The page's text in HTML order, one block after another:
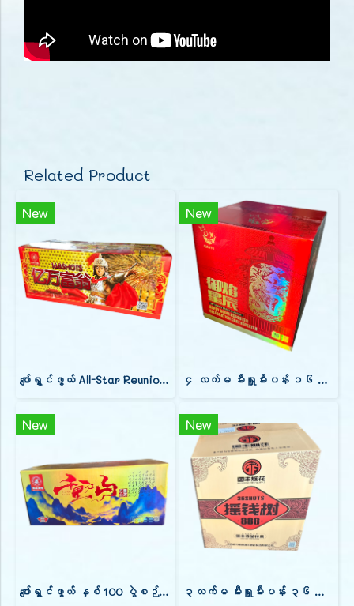
Related Product
New
ပျော်ရွှင်ဖွယ် All-Star Reunion 168 ပွဲစဉ်များ
New
၄ လက်မ မီးရှူးမီးပန်း ၁၆ ပွင့်။
New
ပျော်ရွှင်ဖွယ် နှစ် 100 ပွဲစဉ် All-Star ပြန်လည်ဆုံဆည်းမှု
New
၃လက်မ မီးရှူးမီးပန်း ၃၆ ချက်